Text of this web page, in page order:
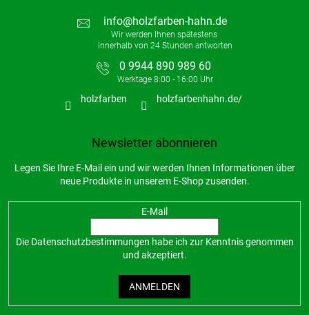
info@holzfarben-hahn.de
0 9944 890 989 60
holzfarben holzfarbenhahn.de/
Newsletter abonnieren
Legen Sie Ihre E-Mail ein und wir werden Ihnen Informationen über
neue Produkte in unserem E-Shop zusenden.
E-Mail
Die Datenschutzbestimmungen habe ich zur Kenntnis genommen
und akzeptiert.
ANMELDEN